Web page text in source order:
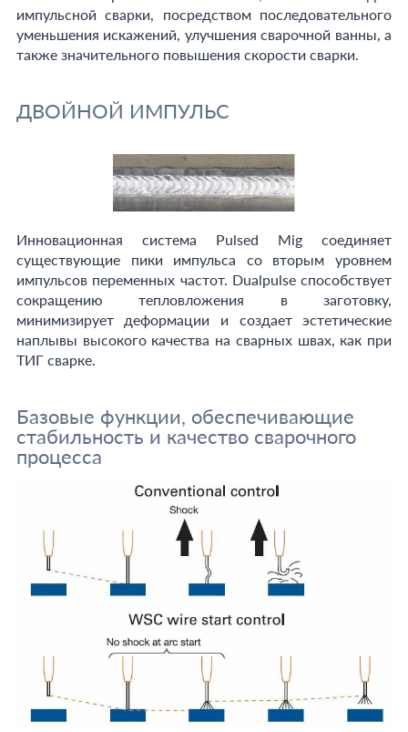
импульсной сварки, посредством последовательного
уменьшения искажений, улучшения сварочной ванны, а
также значительного повышения скорости сварки.
ДВОЙНОЙ ИМПУЛЬС
Инновационная система Pulsed Mig соединяет
существующие пики импульса со вторым уровнем
импульсов переменных частот. Dualpulse способствует
сокращению тепловложения в заготовку,
минимизирует деформации и создает эстетические
наплывы высокого качества на сварных швах, как при
ТИГ сварке.
Базовые функции, обеспечивающие
стабильность и качество сварочного
процесса